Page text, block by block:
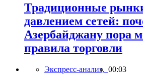
Традиционные
давлением сетей:
Азербайджану пора
правила торговли
Экспресс-анализ, 00:03